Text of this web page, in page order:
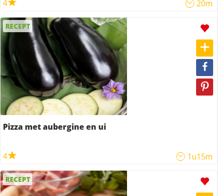
4 20m
RECEPT
Pizza met aubergine en ui
4 1u15m
RECEPT